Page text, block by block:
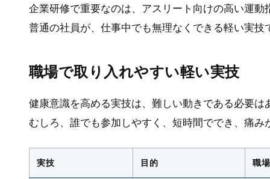
企業研修で重要なのは、アスリート向けの高い運動
普通の社員が、仕事中でも無理なくできる軽い実技
職場で取り入れやすい軽い実技
健康意識を高める実技は、難しい動きである必要は
むしろ、誰でも参加しやすく、短時間ででき、痛
実技 目的 職